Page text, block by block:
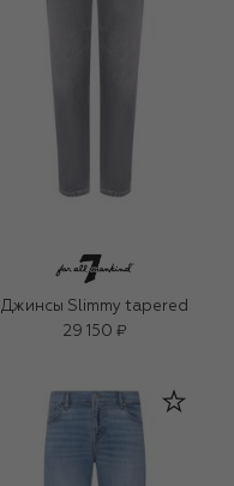
Джинсы Slimmy tapered
29 150 ₽